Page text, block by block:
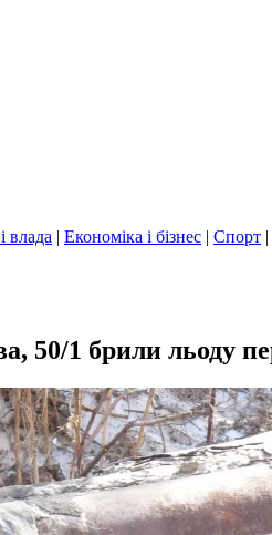
влада | Економіка і бізнес | Спорт |
50/1 брили льоду